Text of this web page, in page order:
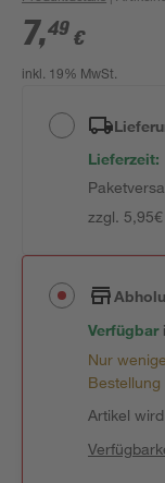
7,49 €
inkl. 19% MwSt.
Lieferzeit:
zzgl.
Verfügbar
Nur
Bestellung
Artikel